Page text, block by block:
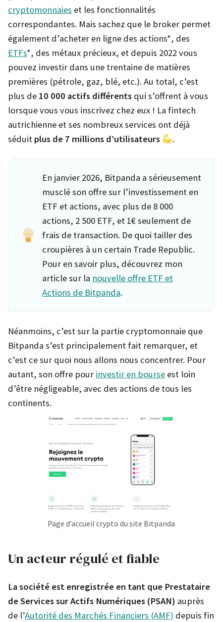
cryptomonnaies et les fonctionnalités
correspondantes. Mais sachez que le broker permet
également d’acheter en ligne des actions*, des
ETFs*, des métaux précieux, et depuis 2022 vous
pouvez investir dans une trentaine de matières
premières (pétrole, gaz, blé, etc.). Au total, c’est
plus de 10 000 actifs différents qui s’offrent à vous
lorsque vous vous inscrivez chez eux ! La fintech
autrichienne et ses nombreux services ont déjà
séduit plus de 7 millions d’utilisateurs .
En janvier 2026, Bitpanda a sérieusement
musclé son offre sur l’investissement en
ETF et actions, avec plus de 8 000
actions, 2 500 ETF, et 1€ seulement de
frais de transaction. De quoi tailler des
croupières à un certain Trade Republic.
Pour en savoir plus, découvrez mon
article sur la nouvelle offre ETF et
Actions de Bitpanda.
Néanmoins, c’est sur la partie cryptomonnaie que
Bitpanda s’est principalement fait remarquer, et
c’est ce sur quoi nous allons nous concentrer. Pour
autant, son offre pour investir en bourse est loin
d’être négligeable, avec des actions de tous les
continents.
Page d’accueil crypto du site Bitpanda
Un acteur régulé et fiable
La société est enregistrée en tant que Prestataire
de Services sur Actifs Numériques (PSAN) auprès
de l’Autorité des Marchés Financiers (AMF) depuis fin